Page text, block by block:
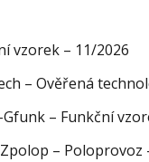
vzorek – 11/2026
– Ověřená
– Funkční
– Poloprovoz